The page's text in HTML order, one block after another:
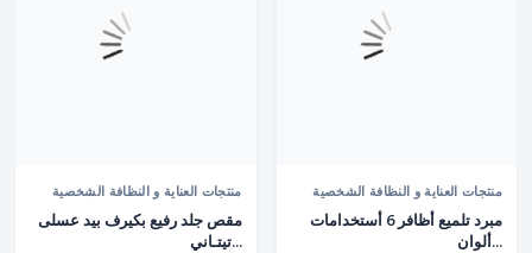
منتجات العناية و النظافة الشخصية
مقص جلد رفيع بكيرف بيد عسلى
تيتـاني...
منتجات العناية و النظافة الشخصية
مبرد تلميع أظافر 6 أستخدامات
ألوان...